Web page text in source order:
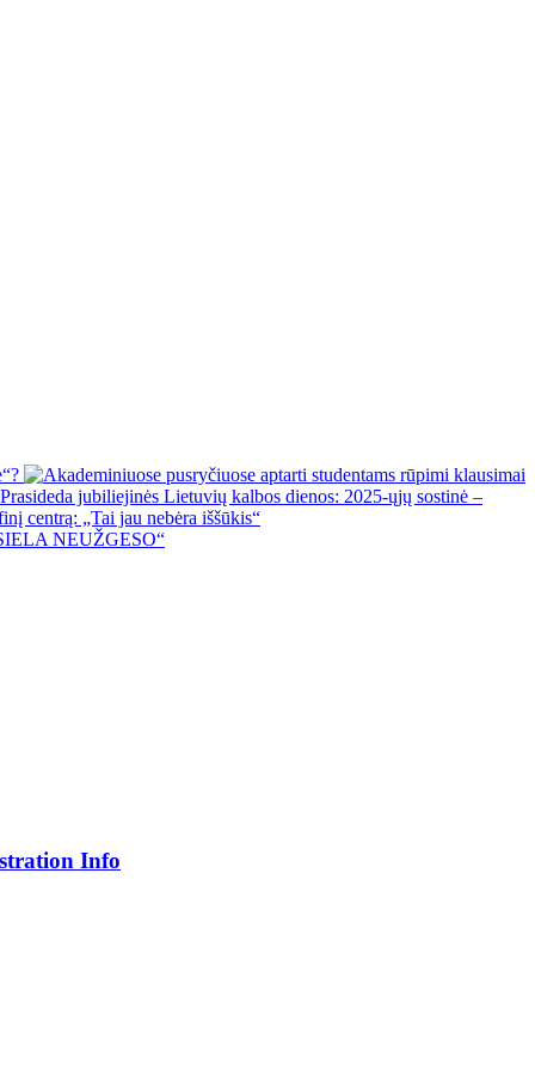
Prasideda jubiliejinės Lietuvių kalbos dienos: 2025-ųjų sostinė –
centrą: „Tai jau nebėra iššūkis“
NEUŽGESO“
Info